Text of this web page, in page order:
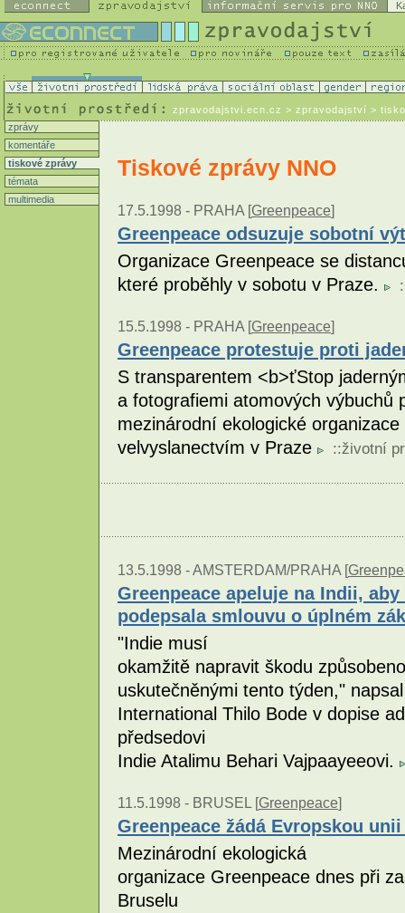
zpravodajstvi.ecn.cz > zpravodajství >
zprávy
komentáře
tiskové zprávy
témata
multimedia
Tiskové zprávy NNO
17.5.1998 - PRAHA [Greenpeace]
Greenpeace odsuzuje sobotní
Organizace Greenpeace se
které proběhly v sobotu v Praze.
15.5.1998 - PRAHA [Greenpeace]
Greenpeace protestuje proti
S transparentem <b>ťStop
a fotografiemi atomových výbuchů
mezinárodní ekologické
velvyslanectvím v Praze
::životní
13.5.1998 -AMSTERDAM/PRAHA [
Greenpeace apeluje na Indii,
podepsala smlouvu o úplném
"Indie musí
okamžitě napravit škodu
uskutečněnými tento týden,"
International Thilo Bode v dopise
předsedovi
Indie Atalimu Behari Vajpaayeeovi.
11.5.1998 - BRUSEL [Greenpeace]
Greenpeace žádá Evropskou
Mezinárodní ekologická
organizace Greenpeace dnes při
Bruselu